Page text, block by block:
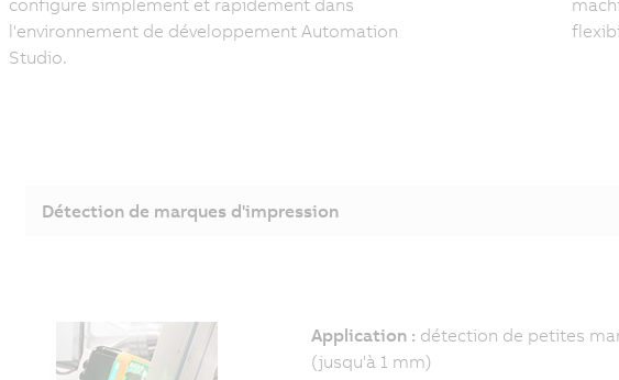
configure simplement et rapidement dans
l'environnement de développement Automation
Studio.
Détection de marques d'impression
Application : détection de petites
(jusqu'à 1 mm)